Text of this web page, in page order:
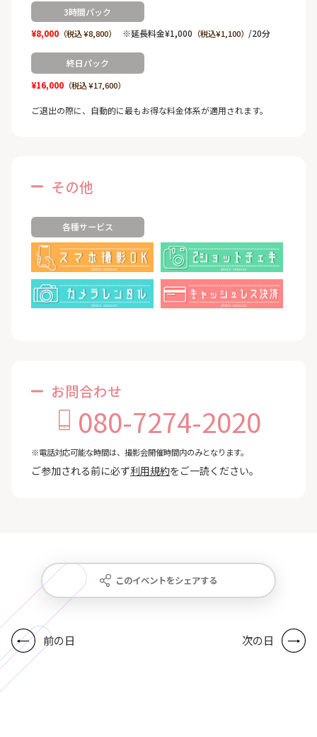
3時間パック
¥8,000（税込 ¥8,800） ※延長料金¥1,000 （税込¥1,100） /20分
終日パック
¥16,000（税込 ¥17,600）
ご退出の際に、自動的に最もお得な料金体系が適用されます。
その他
各種サービス
お問合わせ
080-7274-2020
※電話対応可能な時間は、撮影会開催時間内のみとなります。
ご参加される前に必ず利用規約をご一読ください。
このイベントをシェアする
前の日 次の日